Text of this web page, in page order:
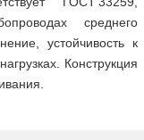
среднего
устойчивость к
Конструкция